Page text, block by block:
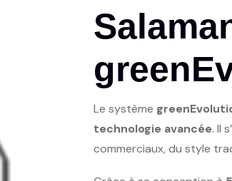
Le système
technologie avancée. Il
commerciaux, du style